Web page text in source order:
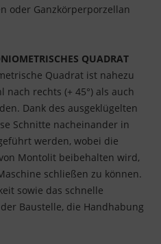
oder Ganzkörperporzellan
QUADRAT
Quadrat ist nahezu
rechts (+ 45°) als auch
Dank des ausgeklügelten
Schnitte nacheinander in
werden, wobei die
Montolit beibehalten wird,
schließen zu können.
sowie das schnelle
Baustelle, die Handhabung